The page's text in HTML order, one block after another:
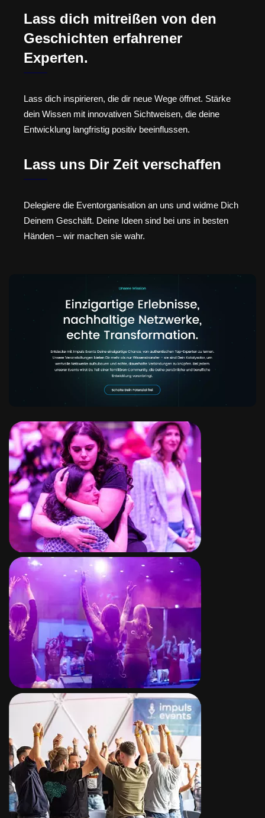
Lass dich mitreißen von den
Geschichten erfahrener
Experten.
Lass dich inspirieren, die dir neue Wege öffnet. Stärke
dein Wissen mit innovativen Sichtweisen, die deine
Entwicklung langfristig positiv beeinflussen.
Lass uns Dir Zeit verschaffen
Delegiere die Eventorganisation an uns und widme Dich
Deinem Geschäft. Deine Ideen sind bei uns in besten
Händen – wir machen sie wahr.